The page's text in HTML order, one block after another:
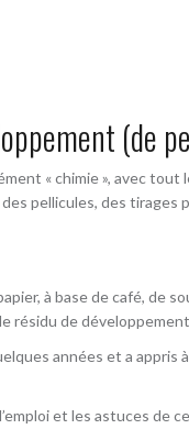
(de
« chimie », avec
pellicules, des
à base de café, de
résidu de
années et a
et les astuces